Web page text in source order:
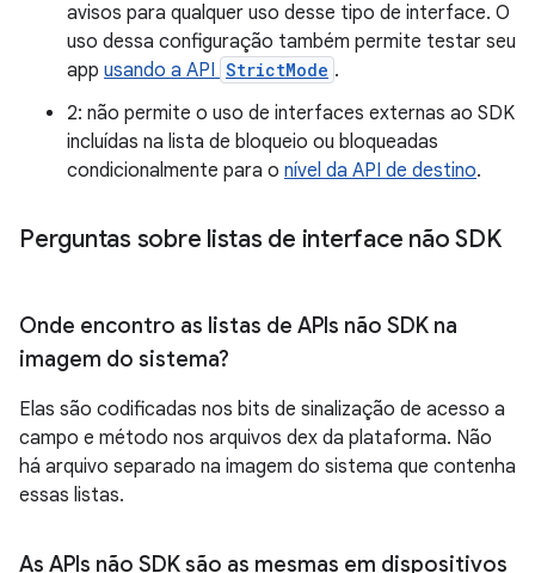
avisos para qualquer uso desse tipo de interface. O
uso dessa configuração também permite testar seu
app usando a API StrictMode .
2: não permite o uso de interfaces externas ao SDK
incluídas na lista de bloqueio ou bloqueadas
condicionalmente para o nível da API de destino.
Perguntas sobre listas de interface não SDK
Onde encontro as listas de APIs não SDK na
imagem do sistema?
Elas são codificadas nos bits de sinalização de acesso a
campo e método nos arquivos dex da plataforma. Não
há arquivo separado na imagem do sistema que contenha
essas listas.
As APIs não SDK são as mesmas em dispositivos